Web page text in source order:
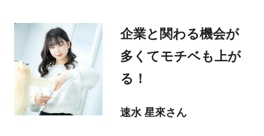
企業と関わる機会が
多くてモチベも上が
る！
速水 星來さん